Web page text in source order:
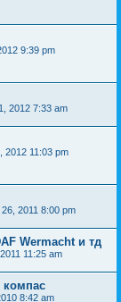
9:39 pm
2012 7:33 am
2012 11:03 pm
2011 8:00 pm
Wermacht и тд
11:25 am
компас
8:42 am